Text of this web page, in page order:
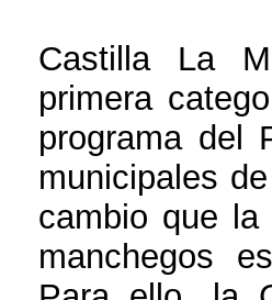
Castilla La
primera
programa del
municipales
cambio que
manchegos